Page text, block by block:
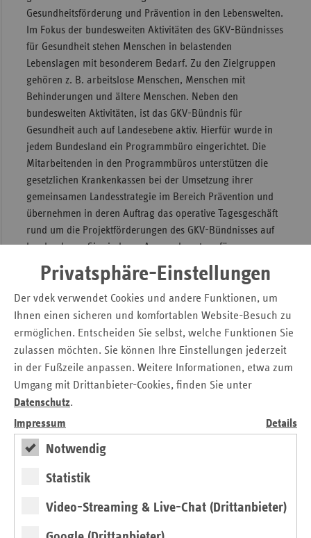
Privatsphäre-Einstellungen
Der vdek verwendet Cookies und andere Funktionen, um
Ihnen einen sicheren und komfortablen Website-Besuch zu
ermöglichen. Entscheiden Sie selbst, welche Funktionen Sie
zulassen möchten. Sie können Ihre Einstellungen jederzeit
in der Fußzeile anpassen. Weitere Informationen, etwa zum
Umgang mit Drittanbieter-Cookies, finden Sie unter
Datenschutz.
Impressum
Details
Notwendig
Statistik
Video-Streaming & Live-Chat (Drittanbieter)
Gesundheitsförderung und Prävention in den Lebenswelten.
Im Fokus der bundesweiten Aktivitäten des GKV-Bündnisses
für Gesundheit stehen Menschen in belastenden
Lebenslagen mit besonderem Bedarf. Zu den Zielgruppen
gehören z. B. arbeitslose Menschen, Menschen mit
Behinderungen und ältere Menschen. Neben den
bundesweiten Aktivitäten, ist das GKV-Bündnis für
Gesundheit auch auf Landesebene aktiv. Hierfür wurde in
jedem Bundesland ein Programmbüro eingerichtet. Die
Mitarbeitenden in den Programmbüros unterstützen die
gesetzlichen Krankenkassen bei der Umsetzung ihrer
gemeinsamen Landesstrategie im Bereich Prävention und
übernehmen in deren Auftrag das operative Tagesgeschäft
rund um die Projektförderungen des GKV-Bündnisses auf
Landesebene. Sie sind u.a. Ansprechpartner für
interessierte Kommunen und Projektträger bei der
Antragstellung der Förderung gesundheitsförderlicher
Maßnahmen unterstützt.
Im Saarland betreut das Programmbüro die Projekte
FAMoS, FREUNDE, #freilenker, Generation Z wie Zukunft
und einige mehr. » Lesen
vorheriges
Element